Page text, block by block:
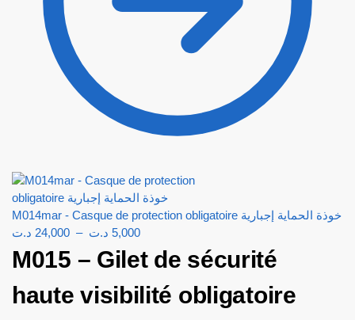
M014mar - Casque de protection obligatoire خوذة الحماية إجبارية
5,000 د.ت –
24,000 د.ت
M015 – Gilet de sécurité
haute visibilité obligatoire